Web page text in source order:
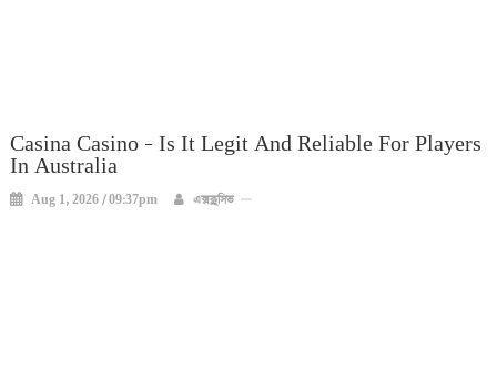
Casina Casino – Is It Legit And Reliable For Players
In Australia
Aug 1, 2026 / 09:37pm এক্সক্লুসিভ